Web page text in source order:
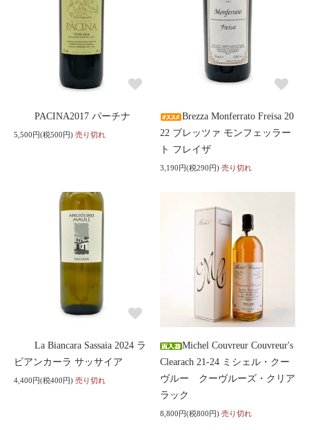
PACINA2017 パーチナ
5,500円(税500円) 売り切れ
Brezza Monferrato Freisa 20
22 ブレッツァ モンフェッラー
ト フレイザ
3,190円(税290円) 売り切れ
La Biancara Sassaia 2024 ラ
ビアンカーラ サッサイア
4,400円(税400円) 売り切れ
Michel Couvreur Couvreur's
Clearach 21-24 ミシェル・クー
ヴルー クーヴルーズ・クリア
ラック
8,800円(税800円) 売り切れ